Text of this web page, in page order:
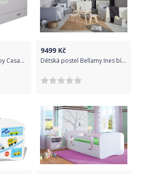
Dětská postel Ourbaby Casablanca šedá 160x80 cm
9499 Kč
Dětská postel Bellamy Ines bílá 200x90 cm